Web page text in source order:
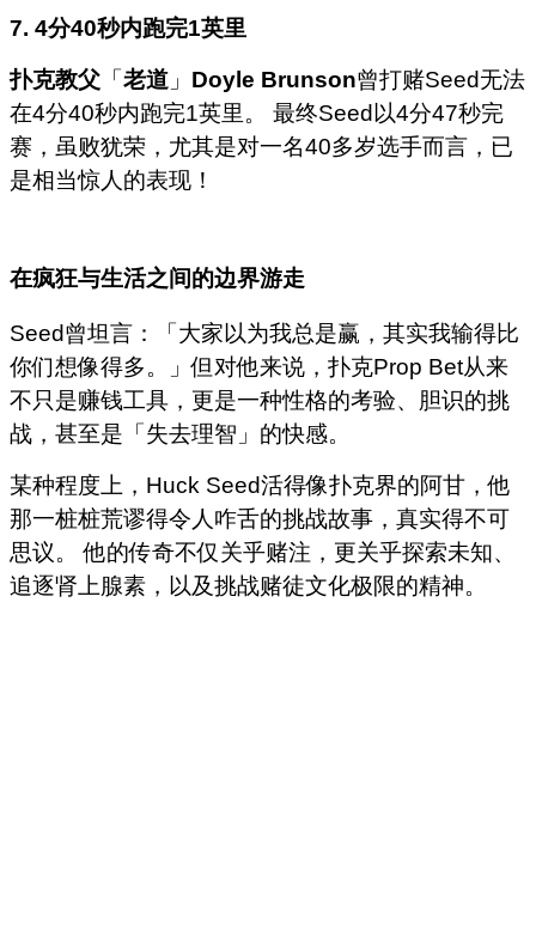
7. 4分40秒内跑完1英里
扑克教父 「老道 」 Doyle Brunson曾打赌Seed无法
在4分40秒内跑完1英里。 最终Seed以4分47秒完
赛，虽败犹荣，尤其是对一名40多岁选手而言，已
是相当惊人的表现！
在疯狂与生活之间的边界游走
Seed曾坦言：「大家以为我总是赢，其实我输得比
你们想像得多。」但对他来说，扑克Prop Bet从来
不只是赚钱工具，更是一种性格的考验、胆识的挑
战，甚至是「失去理智」的快感。
某种程度上，Huck Seed活得像扑克界的阿甘，他
那一桩桩荒谬得令人咋舌的挑战故事，真实得不可
思议。 他的传奇不仅关乎赌注，更关乎探索未知、
追逐肾上腺素，以及挑战赌徒文化极限的精神。